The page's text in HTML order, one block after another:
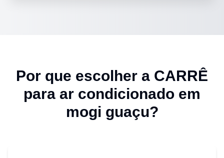
Por que escolher a CARRÊ
para ar condicionado em
mogi guaçu?